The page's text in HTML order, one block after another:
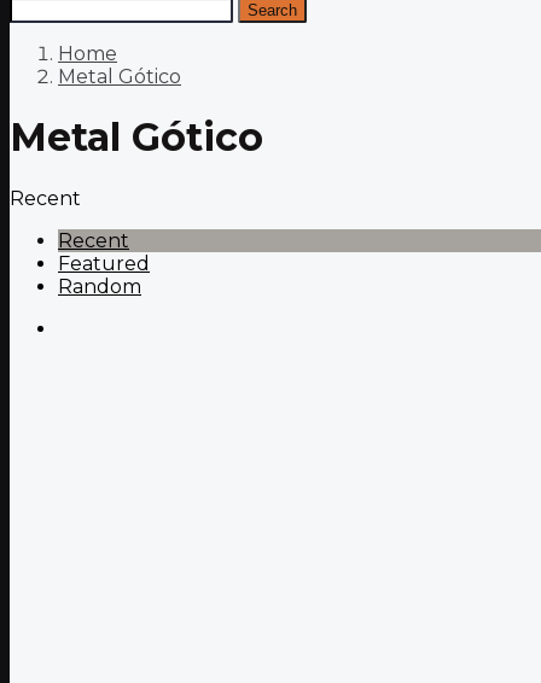
Search
Home
Metal Gótico
Metal Gótico
Recent
Recent
Featured
Random